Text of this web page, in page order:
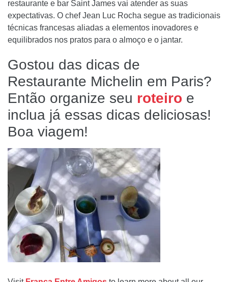
restaurante e bar Saint James vai atender as suas
expectativas. O chef Jean Luc Rocha segue as tradicionais
técnicas francesas aliadas a elementos inovadores e
equilibrados nos pratos para o almoço e o jantar.
Gostou das dicas de
Restaurante Michelin em Paris?
Então organize seu roteiro e
inclua já essas dicas deliciosas!
Boa viagem!